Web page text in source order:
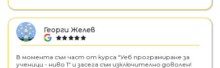
Георги Желев
google
В момента съм част от курса "Уеб програмиране за
ученици - ниво 1" и засега съм изключително доволен!